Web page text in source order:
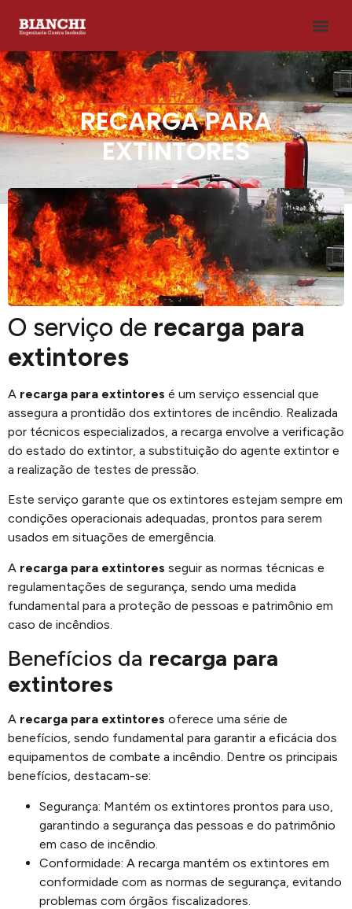
07/04/2026
RECARGA PARA
EXTINTORES
O serviço de recarga para
extintores
A recarga para extintores é um serviço essencial que
assegura a prontidão dos extintores de incêndio. Realizada
por técnicos especializados, a recarga envolve a verificação
do estado do extintor, a substituição do agente extintor e
a realização de testes de pressão.
Este serviço garante que os extintores estejam sempre em
condições operacionais adequadas, prontos para serem
usados em situações de emergência.
A recarga para extintores seguir as normas técnicas e
regulamentações de segurança, sendo uma medida
fundamental para a proteção de pessoas e patrimônio em
caso de incêndios.
Benefícios da recarga para
extintores
A recarga para extintores oferece uma série de
benefícios, sendo fundamental para garantir a eficácia dos
equipamentos de combate a incêndio. Dentre os principais
benefícios, destacam-se:
Segurança: Mantém os extintores prontos para uso,
garantindo a segurança das pessoas e do patrimônio
em caso de incêndio.
Conformidade: A recarga mantém os extintores em
conformidade com as normas de segurança, evitando
problemas com órgãos fiscalizadores.